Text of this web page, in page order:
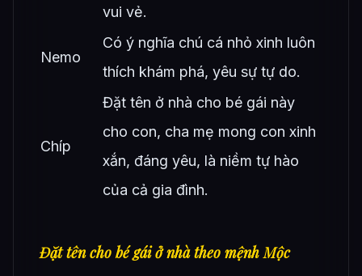
vui vẻ.
Nemo
Có ý nghĩa chú cá nhỏ xinh luôn
thích khám phá, yêu sự tự do.
Chíp
Đặt tên ở nhà cho bé gái này
cho con, cha mẹ mong con xinh
xắn, đáng yêu, là niềm tự hào
của cả gia đình.
Đặt tên cho bé gái ở nhà theo mệnh Mộc